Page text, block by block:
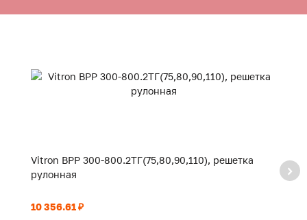
Vitron ВРР 300-800.2ТГ(75,80,90,110), решетка
рулонная
10 356.61 ₽